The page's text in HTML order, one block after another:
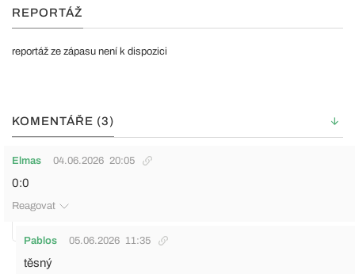
REPORTÁŽ
reportáž ze zápasu není k dispozici
KOMENTÁŘE (3)
Elmas 04.06.2026 20:05
0:0
Reagovat
Pablos 05.06.2026 11:35
těsný